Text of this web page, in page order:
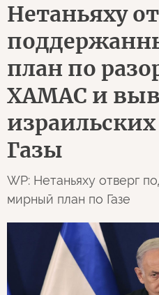
Нетаньяху
план по
ХАМАС и
Газы
WP: Нетаньяху отверг
мирный план по Газе